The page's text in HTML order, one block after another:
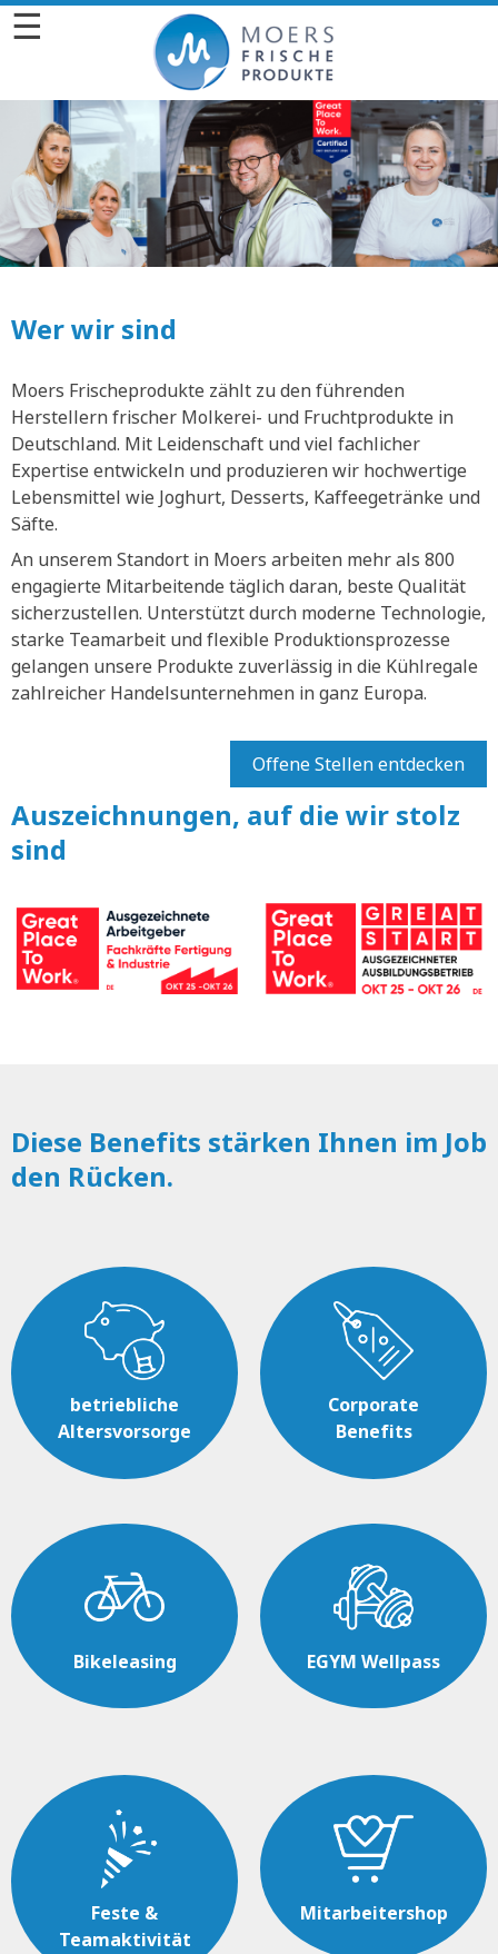
☰
Wer wir sind
Moers Frischeprodukte zählt zu den führenden
Herstellern frischer Molkerei- und Fruchtprodukte in
Deutschland. Mit Leidenschaft und viel fachlicher
Expertise entwickeln und produzieren wir hochwertige
Lebensmittel wie Joghurt, Desserts, Kaffeegetränke und
Säfte.
An unserem Standort in Moers arbeiten mehr als 800
engagierte Mitarbeitende täglich daran, beste Qualität
sicherzustellen. Unterstützt durch moderne Technologie,
starke Teamarbeit und flexible Produktionsprozesse
gelangen unsere Produkte zuverlässig in die Kühlregale
zahlreicher Handelsunternehmen in ganz Europa.
Offene Stellen entdecken
Auszeichnungen, auf die wir stolz
sind
Diese Benefits stärken Ihnen im Job
den Rücken.
betriebliche
Altersvorsorge
Bikeleasing
Corporate
Benefits
EGYM Wellpass
Feste &
Teamaktivität
Mitarbeitershop